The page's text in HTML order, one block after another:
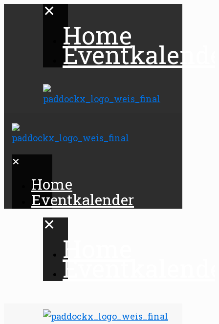
✕
Home
✕
Home
Eventkalender
✕
Home